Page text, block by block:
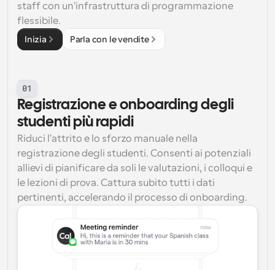
staff con un'infrastruttura di programmazione
flessibile.
Inizia Parla con le vendite
01
Registrazione e onboarding degli
studenti più rapidi
Riduci l'attrito e lo sforzo manuale nella
registrazione degli studenti. Consenti ai potenziali
allievi di pianificare da soli le valutazioni, i colloqui e
le lezioni di prova. Cattura subito tutti i dati
pertinenti, accelerando il processo di onboarding.